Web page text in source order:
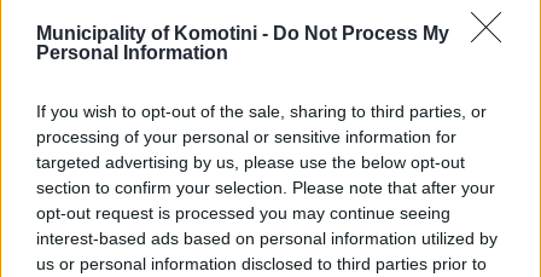
Municipality of Komotini - Do Not Process My
Personal Information
If you wish to opt-out of the sale, sharing to third parties, or
processing of your personal or sensitive information for
targeted advertising by us, please use the below opt-out
section to confirm your selection. Please note that after your
opt-out request is processed you may continue seeing
interest-based ads based on personal information utilized by
us or personal information disclosed to third parties prior to
ΠΡΟΣΒΑΣΙΜΟΤΗΤΑ